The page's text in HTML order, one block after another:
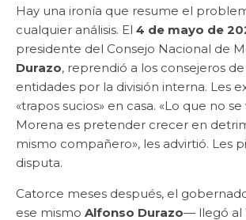
Hay una ironía que resume el
cualquier análisis. El 4 de mayo de
presidente del Consejo Nacional de
Durazo, reprendió a los consejeros de
entidades por la división interna. Les
«trapos sucios» en casa. «Lo que no
Morena es pretender crecer en
mismo compañero», les advirtió. Les
disputa.
Catorce meses después, el
ese mismo Alfonso Durazo— llegó al